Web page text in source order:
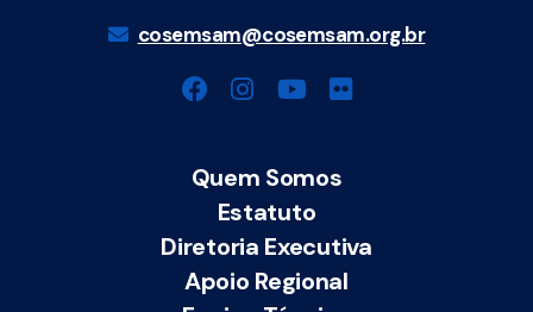
cosemsam@cosemsam.org.br
Quem Somos
Estatuto
Diretoria Executiva
Apoio Regional